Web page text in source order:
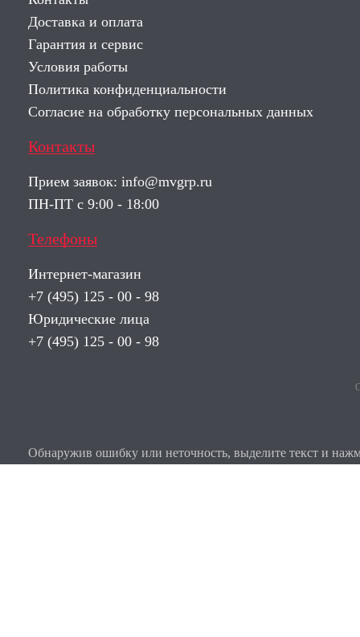
Доставка и оплата
Гарантия и сервис
Условия работы
Политика конфиденциальности
Согласие на обработку персональных данных
Контакты
Прием заявок: info@mvgrp.ru
ПН-ПТ с 9:00 - 18:00
Телефоны
Интернет-магазин
+7 (495) 125 - 00 - 98
Юридические лица
+7 (495) 125 - 00 - 98
Обнаружив ошибку или неточность, выделите текст и